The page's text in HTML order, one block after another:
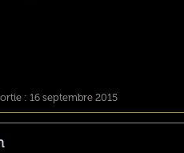
: 16 septembre 2015